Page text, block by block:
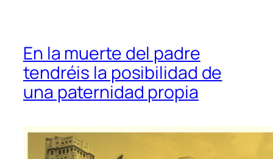
En la muerte del padre
tendréis la posibilidad de
una paternidad propia